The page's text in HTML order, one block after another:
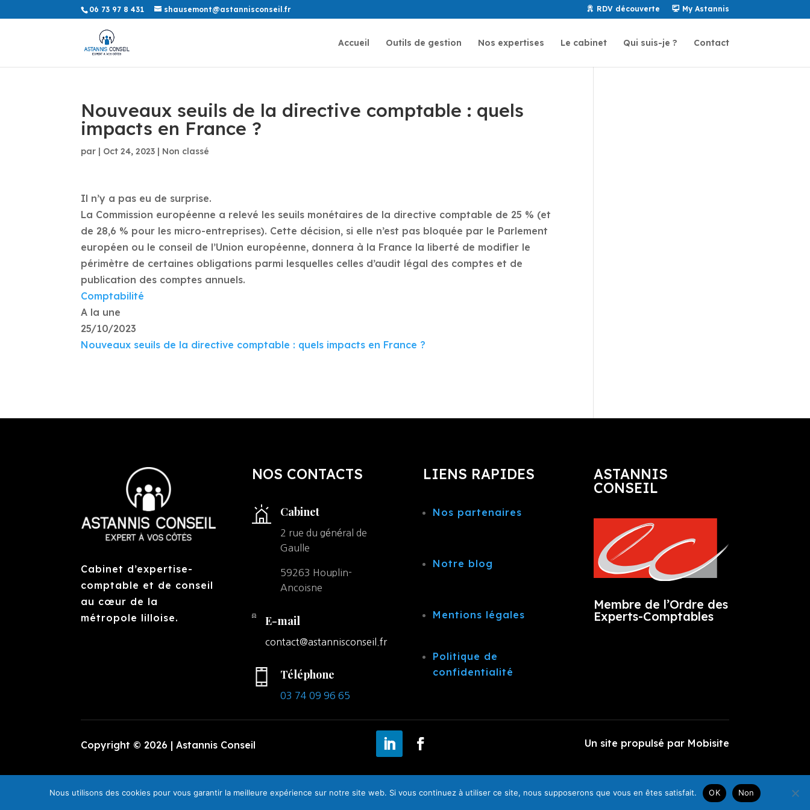
06 73 97 8 431 shausemont@astannisconseil.fr RDV découverte My Astannis
Accueil Outils de gestion Nos expertises Le cabinet Qui suis-je ? Contact
Nouveaux seuils de la directive comptable : quels
impacts en France ?
par | Oct 24, 2023 | Non classé
Il n’y a pas eu de surprise.
La Commission européenne a relevé les seuils monétaires de la directive comptable de 25 % (et
de 28,6 % pour les micro-entreprises). Cette décision, si elle n’est pas bloquée par le Parlement
européen ou le conseil de l’Union européenne, donnera à la France la liberté de modifier le
périmètre de certaines obligations parmi lesquelles celles d’audit légal des comptes et de
publication des comptes annuels.
Comptabilité
A la une
25/10/2023
Nouveaux seuils de la directive comptable : quels impacts en France ?
Cabinet d’expertise-
comptable et de conseil
au cœur de la
métropole lilloise.
NOS CONTACTS
Cabinet
2 rue du général de
Gaulle
59263 Houplin-
Ancoisne
E-mail
contact@astannisconseil.fr
Téléphone
03 74 09 96 65
LIENS RAPIDES
Nos partenaires
Notre blog
Mentions légales
Politique de
confidentialité
ASTANNIS
CONSEIL
Membre de l’Ordre des
Experts-Comptables
Copyright © 2026 |Astannis Conseil Un site propulsé par Mobisite
Nous utilisons des cookies pour vous garantir la meilleure expérience sur notre site web. Si vous continuez à utiliser ce site, nous supposerons que vous en êtes satisfait. OK Non